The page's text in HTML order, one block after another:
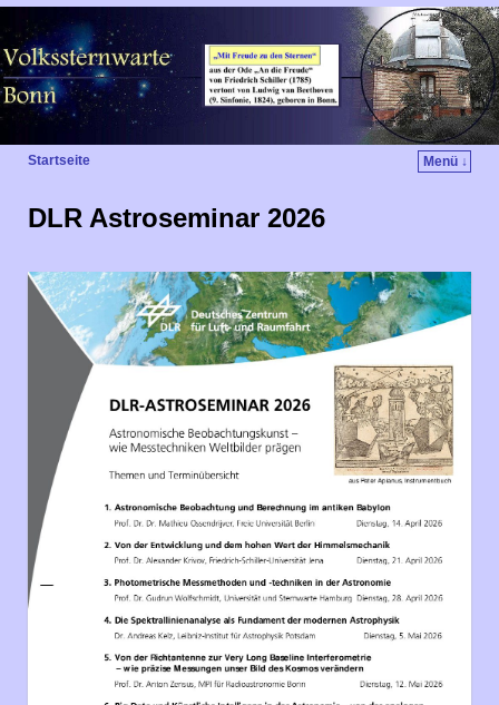
Startseite Menü ↓
DLR Astroseminar 2026